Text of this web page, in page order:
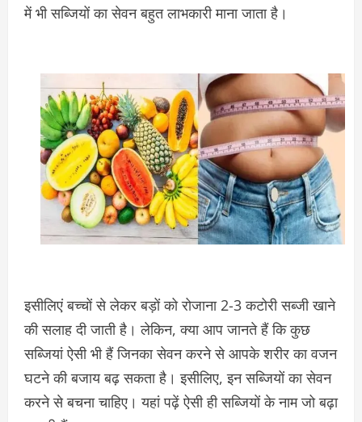
में भी सब्जियों का सेवन बहुत लाभकारी माना जाता है।
इसीलिएं बच्चों से लेकर बड़ों को रोजाना 2-3 कटोरी सब्जी खाने
की सलाह दी जाती है। लेकिन, क्या आप जानते हैं कि कुछ
सब्जियां ऐसी भी हैं जिनका सेवन करने से आपके शरीर का वजन
घटने की बजाय बढ़ सकता है। इसीलिए, इन सब्जियों का सेवन
करने से बचना चाहिए। यहां पढ़ें ऐसी ही सब्जियों के नाम जो बढ़ा